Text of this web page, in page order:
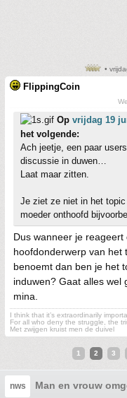
•
FlippingCoin
Op vrijdag 19
het volgende:
Ach jeetje, een paar
discussie in duwen…
Laat maar zitten.
Je ziet ze niet in het
moeder onthoofd
Dus wanneer je
hoofdonderwerp van het
benoemt dan ben je het
induwen? Gaat alles wel
mina.
I think that it’s extraordinarily
For all who deny the struggle, the
Met zwijgen kruist men de duivel
1 2 3
nws Man en vrouw